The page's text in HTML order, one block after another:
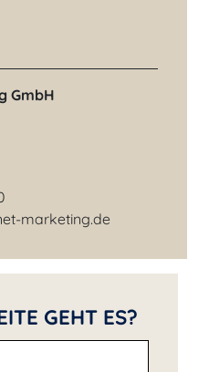
GmbH
marketing.de
GEHT ES?